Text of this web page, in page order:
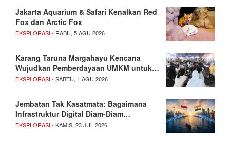
Jakarta Aquarium & Safari Kenalkan Red
Fox dan Arctic Fox
EKSPLORASI- RABU, 5 AGU 2026
Karang Taruna Margahayu Kencana
Wujudkan Pemberdayaan UMKM untuk…
EKSPLORASI- SABTU, 1 AGU 2026
Jembatan Tak Kasatmata: Bagaimana
Infrastruktur Digital Diam-Diam…
EKSPLORASI- KAMIS, 23 JUL 2026